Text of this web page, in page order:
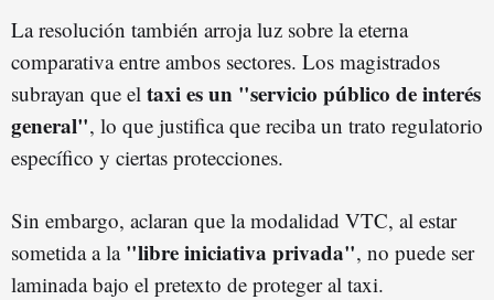
La resolución también arroja luz sobre la eterna
comparativa entre ambos sectores. Los magistrados
subrayan que el taxi es un "servicio público de interés
general", lo que justifica que reciba un trato regulatorio
específico y ciertas protecciones.
Sin embargo, aclaran que la modalidad VTC, al estar
sometida a la "libre iniciativa privada", no puede ser
laminada bajo el pretexto de proteger al taxi.